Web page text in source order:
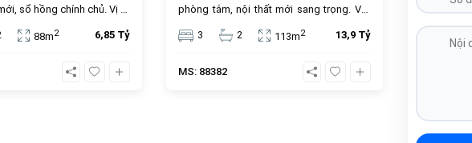
sổ hồng chính chủ. Vị trí
để ở hoặc đầu tư.
88m2 6,85 Tỷ
phòng tắm, nội thất mới sang trọng. Với
tưởng cho an cư và đầu tư. Giá bán 13.9
3 2 113m2 13,9 Tỷ
MS: 88382